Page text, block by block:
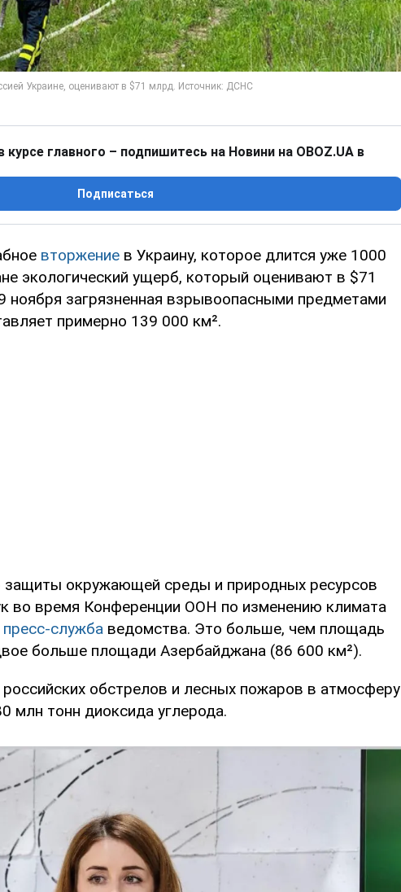
главного – подпишитесь на Новини на OBOZ.UA в
Подписаться
вторжение в Украину, которое длится уже 1000
экологический ущерб, который оценивают в $71
загрязненная взрывоопасными предметами
примерно 139 000 км².
защиты окружающей среды и природных ресурсов
во время Конференции ООН по изменению климата
пресс-служба ведомства. Это больше, чем площадь
больше площади Азербайджана (86 600 км²).
российских обстрелов и лесных пожаров в атмосферу
млн тонн диоксида углерода.